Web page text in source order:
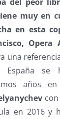
muy en
en esta
una
España se
años en
con
en 2016 y